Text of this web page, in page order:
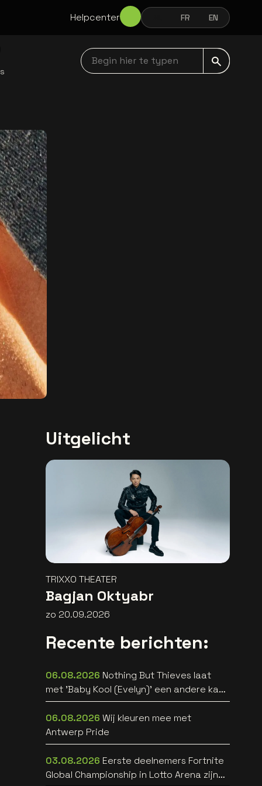
Helpcenter NEDERLANDSFRANÇAIS
FR ENGLISH
EN
Begin hier te typen navbar
Uitgelicht
TRIXXO THEATER
Bagjan Oktyabr
zo 20.09.2026
Recente berichten:
06.08.2026 Nothing But Thieves laat
met 'Baby Kool (Evelyn)' een andere kant
van zich horen [video]
06.08.2026 Wij kleuren mee met
Antwerp Pride
03.08.2026 Eerste deelnemers Fortnite
Global Championship in Lotto Arena zijn